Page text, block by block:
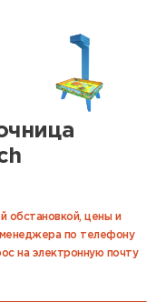
обстановкой, цены и
по телефону
на электронную почту